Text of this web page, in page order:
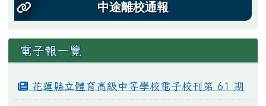
中途離校通報
電子報一覽
花蓮縣立體育高級中等學校電子校刊第 61 期